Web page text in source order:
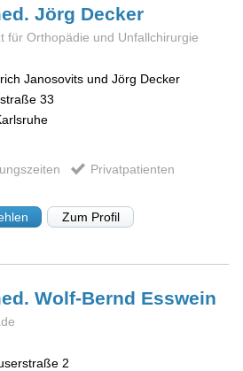
Jörg Decker
für Orthopädie und Unfallchirurgie
Janosovits und Jörg Decker
33
Privatpatienten
Zum Profil
Wolf-Bernd Esswein
2